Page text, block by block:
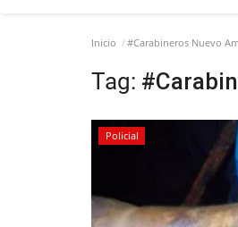
Inicio #Carabineros Nuevo
Tag:
Policial